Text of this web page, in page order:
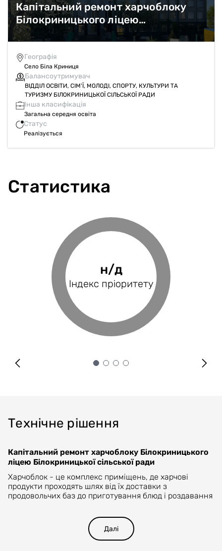
Капітальний ремонт харчоблоку
Білокриницького ліцею
Білокриницької сільської ради,
Рівненського району, Рівненської
області за адресою: Рівненська
область, Рівненський район, с. Біла
Криниця, вул. Шкільна,45
Географія
Село Біла Криниця
Балансоутримувач
ВІДДІЛ ОСВІТИ, СІМ'Ї, МОЛОДІ, СПОРТУ, КУЛЬТУРИ ТА
ТУРИЗМУ БІЛОКРИНИЦЬКОЇ СІЛЬСЬКОЇ РАДИ
Інша класифікація
Загальна середня освіта
Статус
Реалізується
Статистика
н/д
Індекс пріоритету
127.35%
Фінансове
покриття
н/д
Індекс BRP
н/д
Оцінка проєкту
Технічне рішення
Капітальний ремонт харчоблоку Білокриницького
ліцею Білокриницької сільської ради
Харчоблок - це комплекс приміщень, де харчові
продукти проходять шлях від їх доставки з
продовольчих баз до приготування блюд і роздавання
значною мірою впливає санітарний стан приміщень
харчоблоку, і підтримка санітарного режиму
території, що прилягає до харчоблоку. Тому проектом
передбачається проект «Капітальний ремонт
Далі